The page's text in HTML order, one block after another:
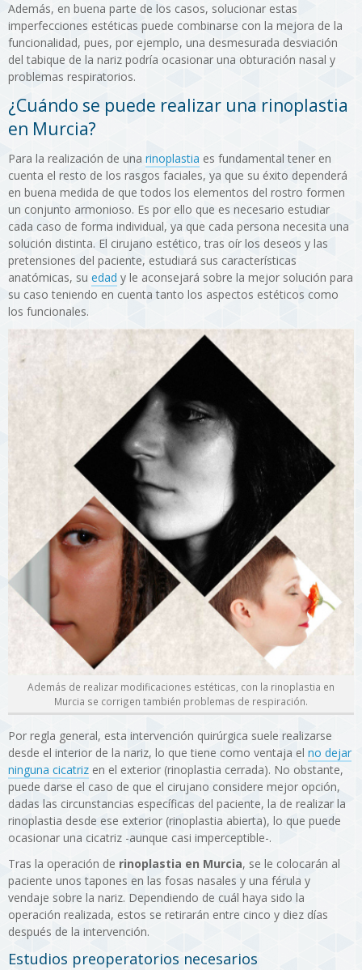
Además, en buena parte de los casos, solucionar estas
imperfecciones estéticas puede combinarse con la mejora de la
funcionalidad, pues, por ejemplo, una desmesurada desviación
del tabique de la nariz podría ocasionar una obturación nasal y
problemas respiratorios.
¿Cuándo se puede realizar una rinoplastia
en Murcia?
Para la realización de una rinoplastia es fundamental tener en
cuenta el resto de los rasgos faciales, ya que su éxito dependerá
en buena medida de que todos los elementos del rostro formen
un conjunto armonioso. Es por ello que es necesario estudiar
cada caso de forma individual, ya que cada persona necesita una
solución distinta. El cirujano estético, tras oír los deseos y las
pretensiones del paciente, estudiará sus características
anatómicas, su edad y le aconsejará sobre la mejor solución para
su caso teniendo en cuenta tanto los aspectos estéticos como
los funcionales.
Además de realizar modificaciones estéticas, con la rinoplastia en
Murcia se corrigen también problemas de respiración.
Por regla general, esta intervención quirúrgica suele realizarse
desde el interior de la nariz, lo que tiene como ventaja el no dejar
ninguna cicatriz en el exterior (rinoplastia cerrada). No obstante,
puede darse el caso de que el cirujano considere mejor opción,
dadas las circunstancias específicas del paciente, la de realizar la
rinoplastia desde ese exterior (rinoplastia abierta), lo que puede
ocasionar una cicatriz -aunque casi imperceptible-.
Tras la operación de rinoplastia en Murcia, se le colocarán al
paciente unos tapones en las fosas nasales y una férula y
vendaje sobre la nariz. Dependiendo de cuál haya sido la
operación realizada, estos se retirarán entre cinco y diez días
después de la intervención.
Estudios preoperatorios necesarios